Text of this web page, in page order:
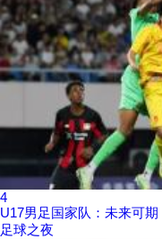
4
U17男足国家队：未来可期
足球之夜